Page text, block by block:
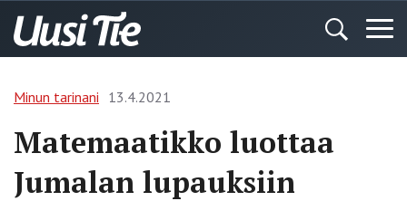
Minun tarinani 13.4.2021
Matemaatikko luottaa
Jumalan lupauksiin